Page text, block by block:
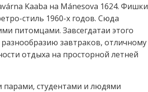
Kaaba на Mánesova 1624. Фишки
стиль 1960-х годов. Сюда
питомцами. Завсегдатаи этого
завтраков, отличному
отдыха на просторной летней
студентами и людями